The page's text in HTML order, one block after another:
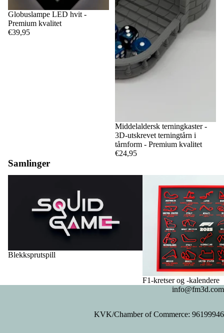
Globuslampe LED hvit -
Premium kvalitet
€39,95
Middelaldersk terningkaster -
3D-utskrevet terningtårn i
tårnform - Premium kvalitet
€24,95
Samlinger
Blekksprutspill
F1-kretser og -kalendere
info@fm3d.com
KVK/Chamber of Commerce: 96199946